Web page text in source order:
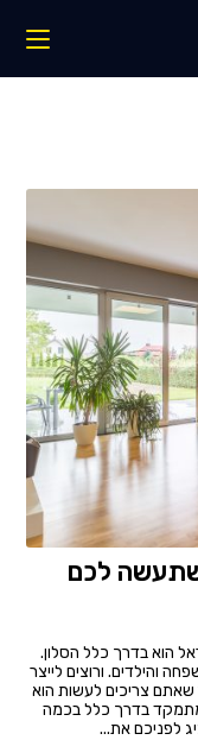
שתעשה לכם
הוא בדרך כלל הסלון.
והילדים. ורוצים לייצר
שאתם צריכים לעשות הוא
מתמקד בדרך כלל בכמה
לפניכם את...